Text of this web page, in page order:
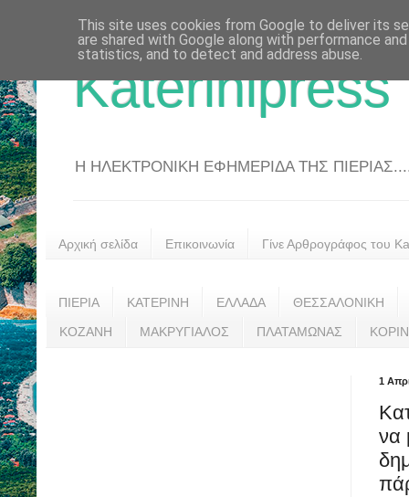
Katerinipress
Η ΗΛΕΚΤΡΟΝΙΚΗ ΕΦΗΜΕΡΙΔΑ ΤΗΣ
Αρχική σελίδα Επικοινωνία Γίνε Αρθρογράφος του
ΠΙΕΡΙΑ ΚΑΤΕΡΙΝΗ ΕΛΛΑΔΑ ΘΕΣΣΑΛΟΝΙΚΗ
ΚΟΖΑΝΗ ΜΑΚΡΥΓΙΑΛΟΣ ΠΛΑΤΑΜΩΝΑΣ
1
να
This site uses cookies from Google to deliver its
are shared with Google along with performance
statistics, and to detect and address abuse.